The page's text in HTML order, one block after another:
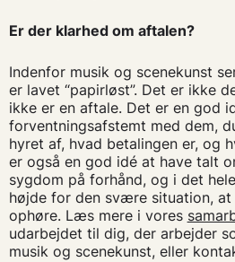
Er der klarhed om aftalen?
Indenfor musik og scenekunst
er lavet “papirløst”. Det er ikke
ikke er en aftale. Det er en god
forventningsafstemt med dem,
hyret af, hvad betalingen er, og
er også en god idé at have talt
sygdom på forhånd, og i det
højde for den svære situation, at
ophøre. Læs mere i vores
udarbejdet til dig, der arbejder
musik og scenekunst, eller